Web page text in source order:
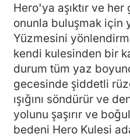
Hero'ya aşıktır ve
onunla buluşmak için
Yüzmesini
kendi kulesinden bir
durum tüm yaz
gecesinde şiddetli
ışığını söndürür ve
yolunu şaşırır ve
bedeni Hero Kulesi